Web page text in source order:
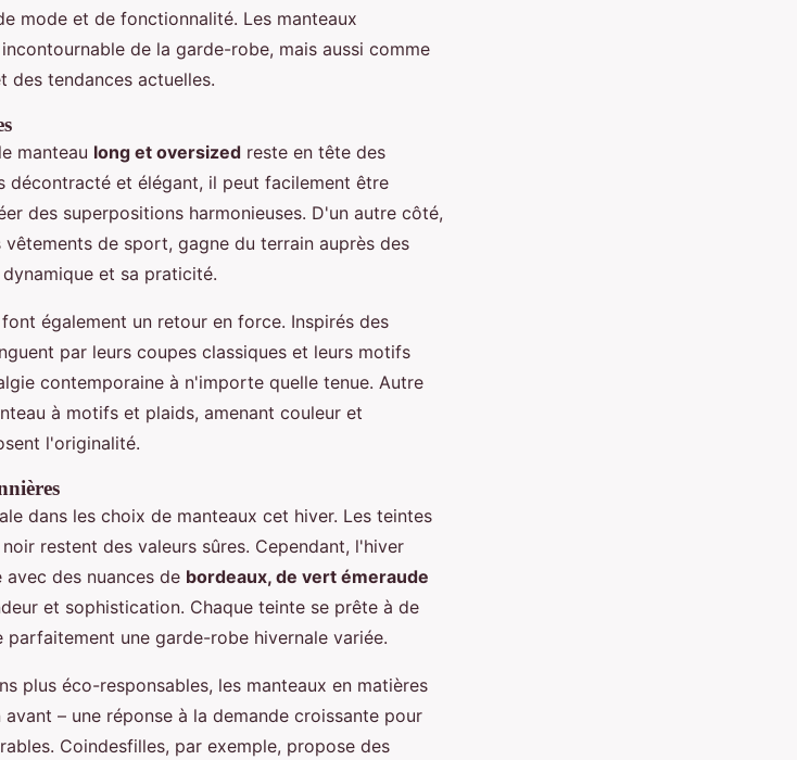
mode et de fonctionnalité. Les manteaux
de la garde-robe, mais aussi comme
des tendances actuelles.
manteau long et oversized reste en tête des
décontracté et élégant, il peut facilement être
des superpositions harmonieuses. D'un autre côté,
de sport, gagne du terrain auprès des
et sa praticité.
font également un retour en force. Inspirés des
par leurs coupes classiques et leurs motifs
contemporaine à n'importe quelle tenue. Autre
à motifs et plaids, amenant couleur et
l'originalité.
dans les choix de manteaux cet hiver. Les teintes
restent des valeurs sûres. Cependant, l'hiver
des nuances de bordeaux, de vert émeraude
et sophistication. Chaque teinte se prête à de
une garde-robe hivernale variée.
plus éco-responsables, les manteaux en matières
– une réponse à la demande croissante pour
Coindesfilles, par exemple, propose des